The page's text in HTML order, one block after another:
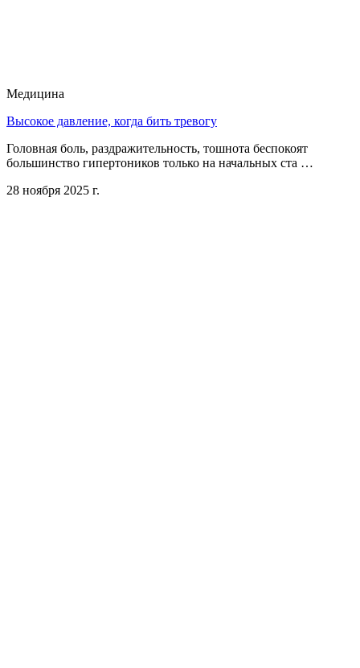
Медицина
Высокое давление, когда бить тревогу
Головная боль, раздражительность, тошнота беспокоят
большинство гипертоников только на начальных ста …
28 ноября 2025 г.